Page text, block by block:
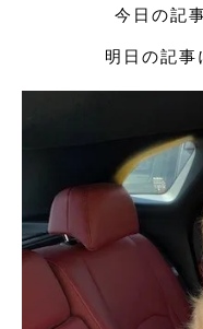
今日の記
明日の記